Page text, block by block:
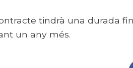
tindrà una durada
un any més.